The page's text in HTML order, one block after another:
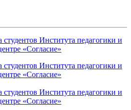
студентов Института педагогики и
«Согласие»
студентов Института педагогики и
«Согласие»
студентов Института педагогики и
«Согласие»